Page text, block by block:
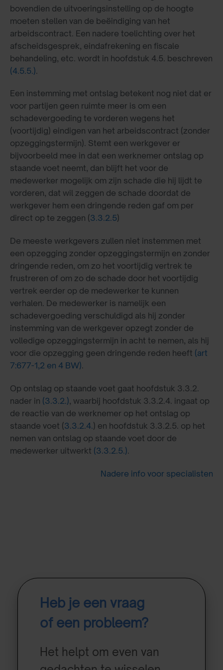
bovendien de uitvoeringsinstelling op de hoogte
moeten stellen van de beëindiging van het
arbeidscontract. Een nadere toelichting over het
afscheidsgesprek, eindafrekening en fiscale
behandeling, etc. wordt in hoofdstuk 4.5. beschreven
(4.5.5.).
Een instemming met ontslag betekent nog niet dat er
voor partijen geen ruimte meer is om een
schadevergoeding te vorderen wegens het
(voortijdig) eindigen van het arbeidscontract (zonder
opzeggingstermijn). Stemt een werkgever er
bijvoorbeeld mee in dat een werknemer ontslag op
staande voet neemt, dan blijft het voor de
medewerker mogelijk om zijn schade die hij lijdt te
vorderen, dat wil zeggen de schade doordat de
werkgever hem een dringende reden gaf om per
direct op te zeggen (3.3.2.5)
De meeste werkgevers zullen niet instemmen met
een opzegging zonder opzeggingstermijn en zonder
dringende reden, om zo het voortijdig vertrek te
frustreren of om zo de schade door het voortijdig
vertrek eerder op de medewerker te kunnen
verhalen. De medewerker is namelijk een
schadevergoeding verschuldigd als hij zonder
instemming van de werkgever opzegt zonder de
volledige opzeggingstermijn in acht te nemen, als hij
voor die opzegging geen dringende reden heeft (art
7:677-1,2 en 4 BW).
Op ontslag op staande voet gaat hoofdstuk 3.3.2.
nader in (3.3.2.), waarbij hoofdstuk 3.3.2.4. ingaat op
de reactie van de werknemer op het ontslag op
staande voet (3.3.2.4.) en hoofdstuk 3.3.2.5. op het
nemen van ontslag op staande voet door de
medewerker uitwerkt (3.3.2.5.).
Nadere info voor specialisten
Heb je een vraag
of een probleem?
Het helpt om even van